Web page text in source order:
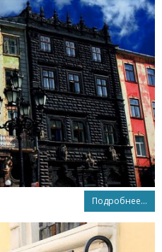
Подробнее...